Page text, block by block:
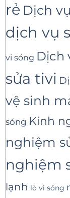
rẻ Dịch
dịch vụ
vi sóng Dịch
sửa tivi
vệ sinh
sóng Kinh
nghiệm
nghiệm
lạnh lò vi sóng